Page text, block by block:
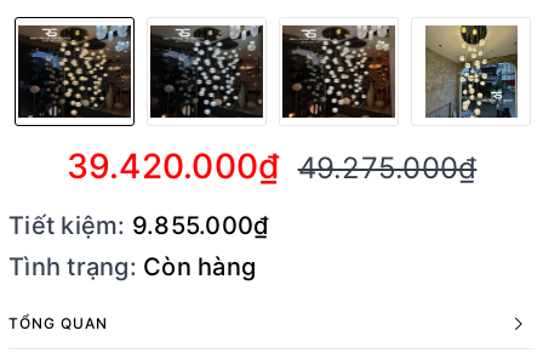
39.420.000₫ 49.275.000₫
Tiết kiệm: 9.855.000₫
Tình trạng: Còn hàng
TỔNG QUAN